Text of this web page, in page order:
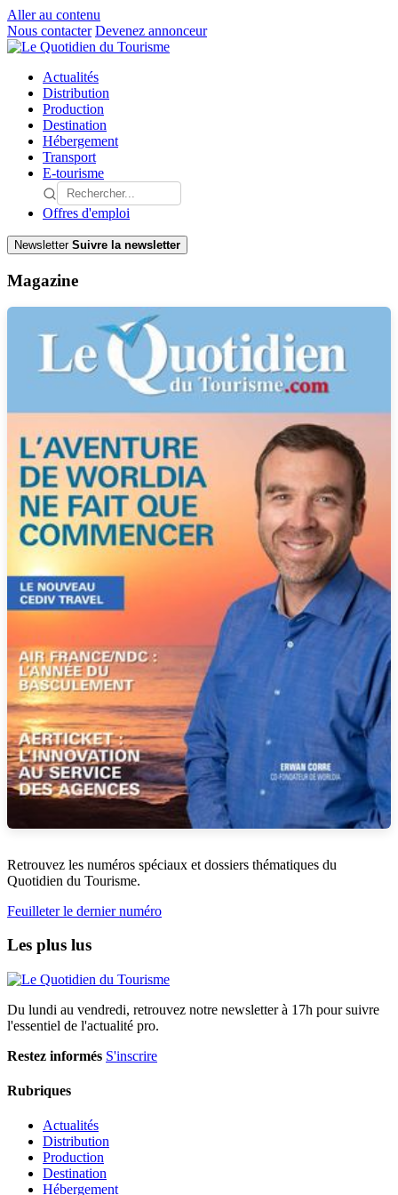
Aller au contenu
Nous contacter Devenez annonceur
Actualités
Distribution
Production
Destination
Hébergement
Transport
E-tourisme
Offres d'emploi
Newsletter Suivre la newsletter
Magazine
Retrouvez les numéros spéciaux et dossiers thématiques du
Quotidien du Tourisme.
Feuilleter le dernier numéro
Les plus lus
Du lundi au vendredi, retrouvez notre newsletter à 17h pour suivre
l'essentiel de l'actualité pro.
Restez informés S'inscrire
Rubriques
Actualités
Distribution
Production
Destination
Hébergement